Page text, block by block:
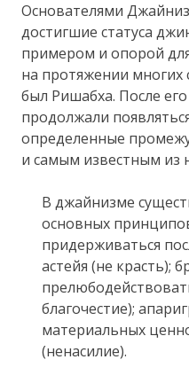
Основателями
достигшие статуса
примером и опорой
на протяжении
был Ришабха. После
продолжали
определенные
и самым известным из
В джайнизме
основных
придерживаться
астейя (не красть);
благочестие);
материальных
(ненасилие).